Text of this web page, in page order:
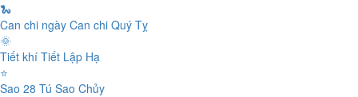
🐍
Can chi ngày Can chi Quý Tỵ
🌞
Tiết khí Tiết Lập Hạ
⭐
Sao 28 Tú Sao Chủy